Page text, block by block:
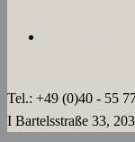
Tel.: +49 (0)40 - 55
I Bartelsstraße 33,